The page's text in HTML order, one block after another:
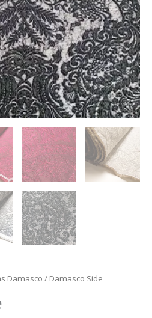
Damasco / Damasco Side